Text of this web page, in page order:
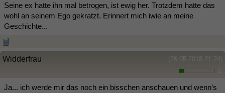
Seine ex hatte ihn mal betrogen, ist ewig her. Trotzdem hatte das
wohl an seinem Ego gekratzt. Erinnert mich iwie an meine
Geschichte...
(26.05.2018 21:24)
Widderfrau
Ja... ich werde mir das noch ein bisschen anschauen und wenn’s